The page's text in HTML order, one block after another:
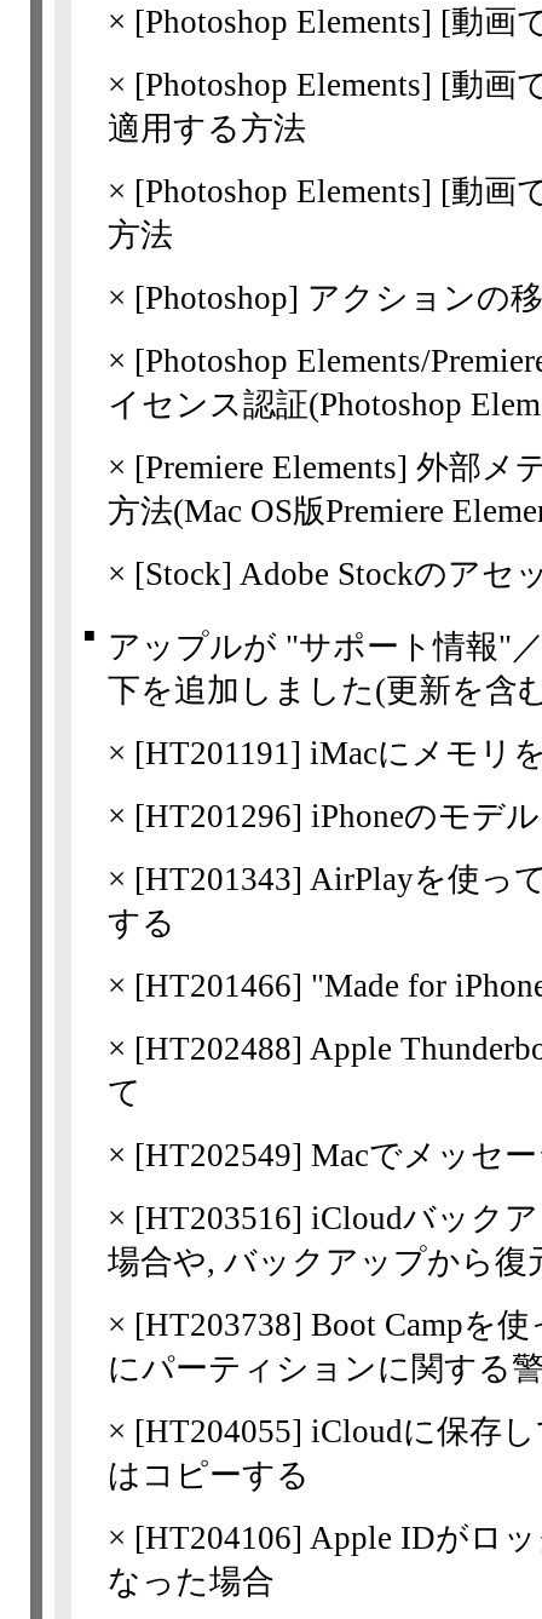
× [Photoshop Elements] [動画
× [Photoshop Elements] [動画
適用する方法
× [Photoshop Elements] [動画
方法
× [Photoshop] アクションの
× [Photoshop Elements/
イセンス認証(Photoshop
× [Premiere Elements] 外部メ
方法(Mac OS版Premiere
× [Stock] Adobe Stockのア
■
アップルが "サポート情報"
下を追加しました(更新を含
× [HT201191] iMacにメモリ
× [HT201296] iPhoneのモデ
× [HT201343] AirPlayを使っ
する
× [HT201466] "Made for
× [HT202488] Apple
て
× [HT202549] Macでメッセ
× [HT203516] iCloudバック
場合や, バックアップから復
× [HT203738] Boot Campを
にパーティションに関する
× [HT204055] iCloudに保存
はコピーする
× [HT204106] Apple IDがロ
なった場合